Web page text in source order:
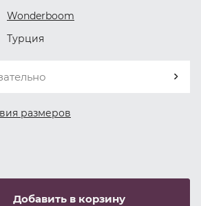
Wonderboom
Турция
размеров
Добавить в корзину